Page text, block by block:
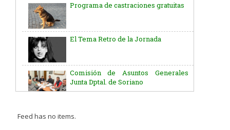
Programa de castraciones gratuitas
El Tema Retro de la Jornada
Comisión de Asuntos Generales
Junta Dptal. de Soriano
José G. Artigas
Feed has no items.